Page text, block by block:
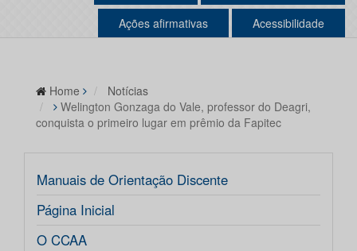
Ações afirmativas Acessibilidade
Home
Notícias
Welington Gonzaga do Vale, professor do Deagri,
conquista o primeiro lugar em prêmio da Fapitec
Manuais de Orientação Discente
Página Inicial
O CCAA